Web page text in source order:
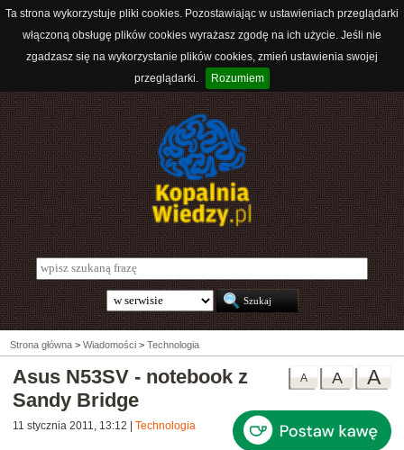
Ta strona wykorzystuje pliki cookies. Pozostawiając w ustawieniach przeglądarki
włączoną obsługę plików cookies wyrażasz zgodę na ich użycie. Jeśli nie
zgadzasz się na wykorzystanie plików cookies, zmień ustawienia swojej
przeglądarki.
Rozumiem
Strona główna > Wiadomości > Technologia
A
A
A
Asus N53SV - notebook z
Sandy Bridge
11 stycznia 2011, 13:12 Technologia